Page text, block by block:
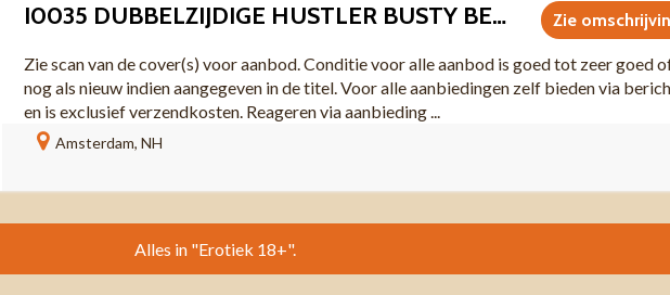
Zie
I0035 DUBBELZIJDIGE HUSTLER BUSTY BEAUTIES POSTER (DEEL SCANS, 4
Zie scan van de cover(s) voor aanbod. Conditie voor alle aanbod is goed tot zeer goed
nog als nieuw indien aangegeven in de titel. Voor alle aanbiedingen zelf bieden via
en is exclusief verzendkosten. Reageren via aanbieding ...
Amsterdam, NH
Alles in "Erotiek 18+".